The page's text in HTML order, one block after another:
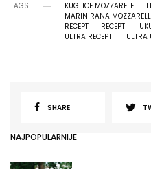
TAGS KUGLICE MOZZARELE
MARINIRANA
RECEPT
RECEPTI
ULTRA RECEPTI
ULTRA
SHARE
NAJPOPULARNIJE